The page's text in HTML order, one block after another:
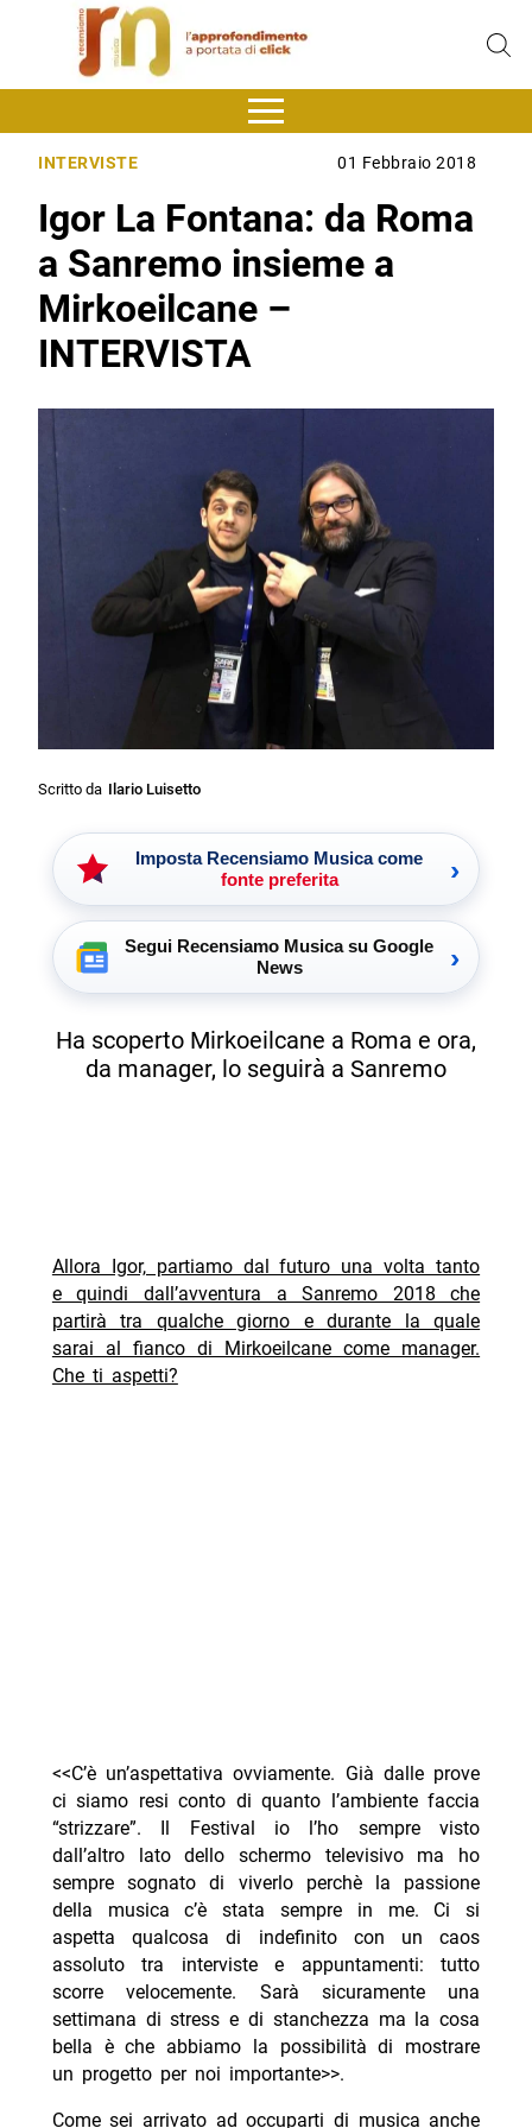
INTERVISTE 01 Febbraio 2018
Igor La Fontana: da Roma
a Sanremo insieme a
Mirkoeilcane –
INTERVISTA
Scritto da Ilario Luisetto
Imposta Recensiamo Musica come
fonte preferita
›
Segui Recensiamo Musica su Google
News
›
Ha scoperto Mirkoeilcane a Roma e ora,
da manager, lo seguirà a Sanremo
Allora Igor, partiamo dal futuro una volta tanto
e quindi dall’avventura a Sanremo 2018 che
partirà tra qualche giorno e durante la quale
sarai al fianco di Mirkoeilcane come manager.
Che ti aspetti?
<<C’è un’aspettativa ovviamente. Già dalle prove
ci siamo resi conto di quanto l’ambiente faccia
“strizzare”. Il Festival io l’ho sempre visto
dall’altro lato dello schermo televisivo ma ho
sempre sognato di viverlo perchè la passione
della musica c’è stata sempre in me. Ci si
aspetta qualcosa di indefinito con un caos
assoluto tra interviste e appuntamenti: tutto
scorre velocemente. Sarà sicuramente una
settimana di stress e di stanchezza ma la cosa
bella è che abbiamo la possibilità di mostrare
un progetto per noi importante>>.
Come sei arrivato ad occuparti di musica anche